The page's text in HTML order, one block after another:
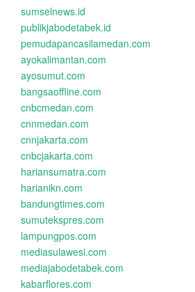
sumselnews.id
publikjabodetabek.id
pemudapancasilamedan.com
ayokalimantan.com
ayosumut.com
bangsaoffline.com
cnbcmedan.com
cnnmedan.com
cnnjakarta.com
cnbcjakarta.com
hariansumatra.com
harianikn.com
bandungtimes.com
sumutekspres.com
lampungpos.com
mediasulawesi.com
mediajabodetabek.com
kabarflores.com